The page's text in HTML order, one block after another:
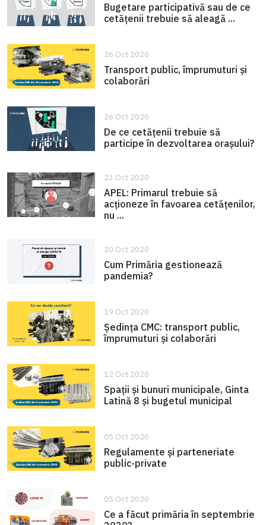
Bugetare participativă sau de ce
cetățenii trebuie să aleagă ...
26 Oct 2020
Transport public, împrumuturi și
colaborări
26 Oct 2020
De ce cetățenii trebuie să
participe în dezvoltarea orașului?
23 Oct 2020
APEL: Primarul trebuie să
acționeze în favoarea cetățenilor,
nu ...
20 Oct 2020
Cum Primăria gestionează
pandemia?
19 Oct 2020
Ședința CMC: transport public,
împrumuturi și colaborări
12 Oct 2020
Spații și bunuri municipale, Ginta
Latină 8 și bugetul municipal
05 Oct 2020
Regulamente și parteneriate
public-private
05 Oct 2020
Ce a făcut primăria în septembrie